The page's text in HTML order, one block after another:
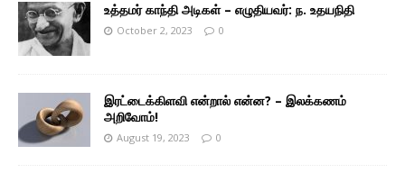
உத்தமர் காந்தி அடிகள் – எழுதியவர்: ந. உதயநிதி
October 2, 2023 0
இரட்டைக்கிளவி என்றால் என்ன? – இலக்கணம்
அறிவோம்!
August 19, 2023 0